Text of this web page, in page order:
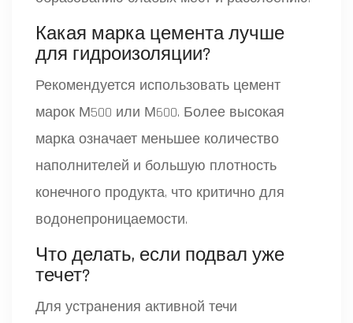
Какая марка цемента лучше
для гидроизоляции?
Рекомендуется использовать цемент
марок М500 или М600. Более высокая
марка означает меньшее количество
наполнителей и большую плотность
конечного продукта, что критично для
водонепроницаемости.
Что делать, если подвал уже
течет?
Для устранения активной течи